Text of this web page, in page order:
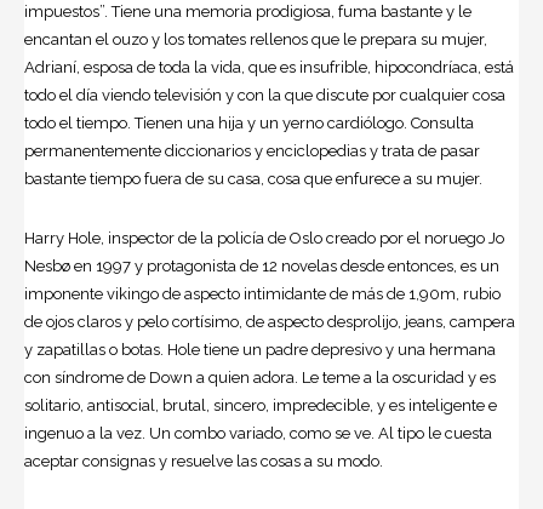
impuestos”. Tiene una memoria prodigiosa, fuma bastante y le
encantan el ouzo y los tomates rellenos que le prepara su mujer,
Adrianí, esposa de toda la vida, que es insufrible, hipocondríaca, está
todo el día viendo televisión y con la que discute por cualquier cosa
todo el tiempo. Tienen una hija y un yerno cardiólogo. Consulta
permanentemente diccionarios y enciclopedias y trata de pasar
bastante tiempo fuera de su casa, cosa que enfurece a su mujer.
Harry Hole, inspector de la policía de Oslo creado por el noruego Jo
Nesbø en 1997 y protagonista de 12 novelas desde entonces, es un
imponente vikingo de aspecto intimidante de más de 1,90m, rubio
de ojos claros y pelo cortísimo, de aspecto desprolijo, jeans, campera
y zapatillas o botas. Hole tiene un padre depresivo y una hermana
con síndrome de Down a quien adora. Le teme a la oscuridad y es
solitario, antisocial, brutal, sincero, impredecible, y es inteligente e
ingenuo a la vez. Un combo variado, como se ve. Al tipo le cuesta
aceptar consignas y resuelve las cosas a su modo.